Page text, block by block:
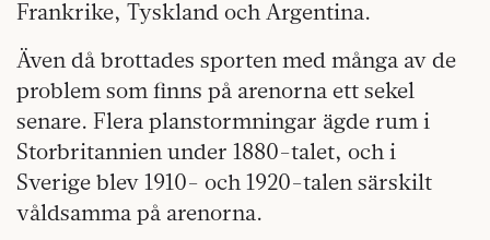
Frankrike, Tyskland och Argentina.
Även då brottades sporten med många av de
problem som finns på arenorna ett sekel
senare. Flera planstormningar ägde rum i
Storbritannien under 1880-talet, och i
Sverige blev 1910- och 1920-talen särskilt
våldsamma på arenorna.